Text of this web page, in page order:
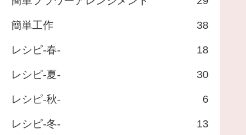
簡単工作 38
レシピ-春- 18
レシピ-夏- 30
レシピ-秋- 6
レシピ-冬- 13